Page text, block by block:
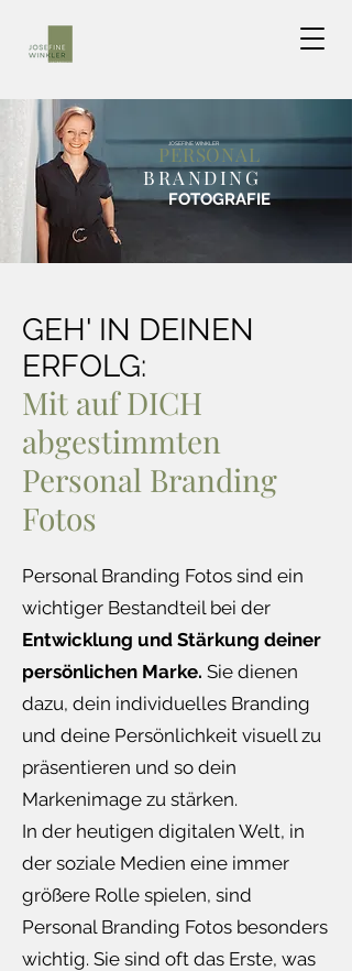
PERSONAL
JOSEFINE WINKLER
BRANDING
FOTOGRAFIE
GEH' IN DEINEN
ERFOLG:
Mit auf DICH
abgestimmten
Personal Branding
Fotos
Personal Branding Fotos sind ein
wichtiger Bestandteil bei der
Entwicklung und Stärkung deiner
persönlichen Marke. Sie dienen
dazu, dein individuelles Branding
und deine Persönlichkeit visuell zu
präsentieren und so dein
Markenimage zu stärken.
In der heutigen digitalen Welt, in
der soziale Medien eine immer
größere Rolle spielen, sind
Personal Branding Fotos besonders
wichtig. Sie sind oft das Erste, was